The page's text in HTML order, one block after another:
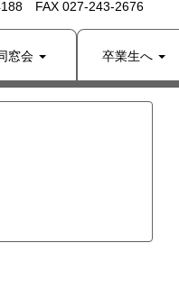
FAX 027-243-2676
窓会 卒業生へ